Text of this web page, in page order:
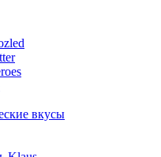
вкусы